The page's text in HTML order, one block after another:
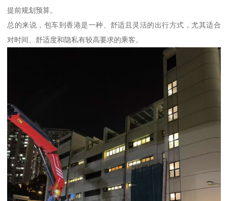
提前规划预算。
总的来说，包车到香港是一种、舒适且灵活的出行方式，尤其适合
对时间、舒适度和隐私有较高要求的乘客。